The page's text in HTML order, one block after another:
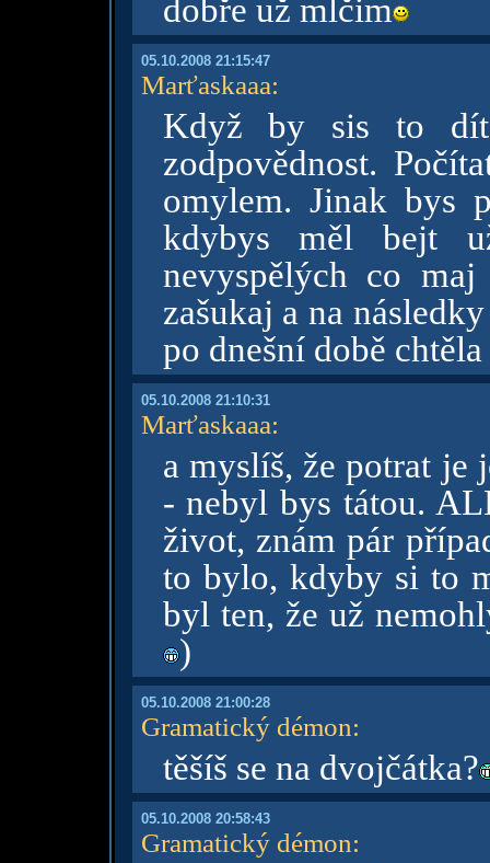
dobře už mlčim
05.10.2008 21:15:47
Marťaskaaa:
Když by sis to
zodpovědnost.
omylem. Jinak bys
kdybys měl bejt
nevyspělých co
zašukaj a na
po dnešní době chtěla
05.10.2008 21:10:31
Marťaskaaa:
a myslíš, že potrat je
- nebyl bys tátou.
život, znám pár
to bylo, kdyby si to
byl ten, že už
)
05.10.2008 21:00:28
Gramatický démon:
těšíš se na dvojčátka?
05.10.2008 20:58:43
Gramatický démon: